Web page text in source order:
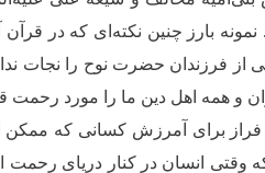
بارز چنین نکته‌ای که در
فرزندان حضرت نوح را نجات
و همه اهل دین ما را مورد رحمت
فراز برای آمرزش کسانی که
انسان در کنار دریای رحمت